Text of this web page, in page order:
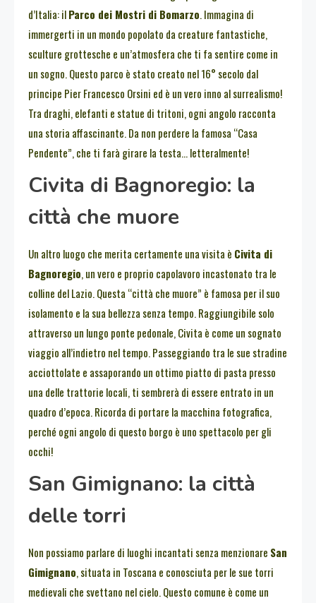
d’Italia: ilParco dei Mostri di Bomarzo. Immagina di
immergerti in un mondo popolato da creature fantastiche,
sculture grottesche e un’atmosfera che ti fa sentire come in
un sogno. Questo parco è stato creato nel 16° secolo dal
principe Pier Francesco Orsini ed è un vero inno al surrealismo!
Tra draghi, elefanti e statue di tritoni, ogni angolo racconta
una storia affascinante. Da non perdere la famosa “Casa
Pendente”, che ti farà girare la testa… letteralmente!
Civita di Bagnoregio: la
città che muore
Un altro luogo che merita certamente una visita è Civita di
Bagnoregio, un vero e proprio capolavoro incastonato tra le
colline del Lazio. Questa “città che muore” è famosa per il suo
isolamento e la sua bellezza senza tempo. Raggiungibile solo
attraverso un lungo ponte pedonale, Civita è come un sognato
viaggio all’indietro nel tempo. Passeggiando tra le sue stradine
acciottolate e assaporando un ottimo piatto di pasta presso
una delle trattorie locali, ti sembrerà di essere entrato in un
quadro d’epoca. Ricorda di portare la macchina fotografica,
perché ogni angolo di questo borgo è uno spettacolo per gli
occhi!
San Gimignano: la città
delle torri
Non possiamo parlare di luoghi incantati senza menzionare San
Gimignano, situata in Toscana e conosciuta per le sue torri
medievali che svettano nel cielo. Questo comune è come un